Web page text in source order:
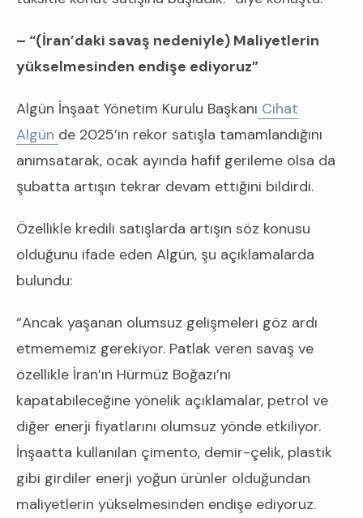
– “(İran’daki savaş nedeniyle) Maliyetlerin
yükselmesinden endişe ediyoruz”
Algün İnşaat Yönetim Kurulu Başkanı Cihat
Algün de 2025’in rekor satışla tamamlandığını
anımsatarak, ocak ayında hafif gerileme olsa da
şubatta artışın tekrar devam ettiğini bildirdi.
Özellikle kredili satışlarda artışın söz konusu
olduğunu ifade eden Algün, şu açıklamalarda
bulundu:
“Ancak yaşanan olumsuz gelişmeleri göz ardı
etmememiz gerekiyor. Patlak veren savaş ve
özellikle İran’ın Hürmüz Boğazı’nı
kapatabileceğine yönelik açıklamalar, petrol ve
diğer enerji fiyatlarını olumsuz yönde etkiliyor.
İnşaatta kullanılan çimento, demir-çelik, plastik
gibi girdiler enerji yoğun ürünler olduğundan
maliyetlerin yükselmesinden endişe ediyoruz.